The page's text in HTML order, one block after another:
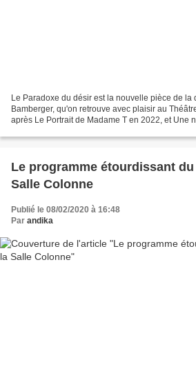
Le Paradoxe du désir est la nouvelle pièce de la
Bamberger, qu'on retrouve avec plaisir au
après Le Portrait de Madame T en 2022, et Une
Le programme étourdissant
Salle Colonne
Publié le 08/02/2020 à 16:48
Par andika